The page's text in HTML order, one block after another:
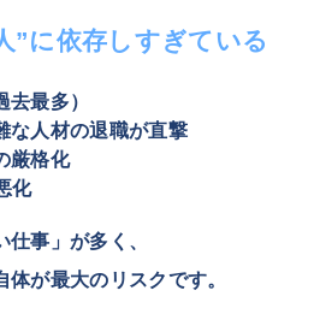
に依存しすぎている
去最多）
な人材の退職が直撃
厳格化
化
事」が多く、
が最大のリスクです。